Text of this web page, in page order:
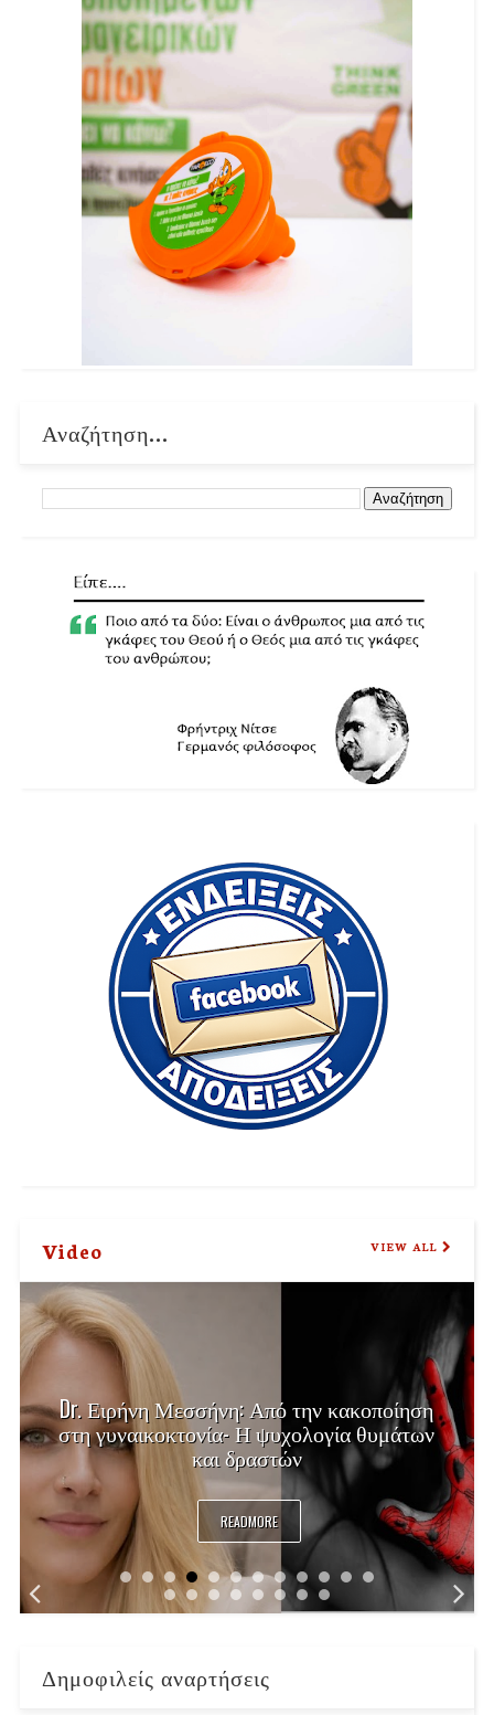
Αναζήτηση...
Video VIEW ALL
Dr. Ειρήνη Μεσσήνη: Από την κακοποίηση
στη γυναικοκτονία- Η ψυχολογία θυμάτων
και δραστών
READMORE
Δημοφιλείς αναρτήσεις